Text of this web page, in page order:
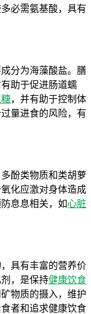
必需氨基酸，具有
分为海藻酸盐。膳
助于促进肠道蠕
糖，并有助于控制体
量进食的风险，有
酚类物质和类胡萝
化应激对身体造成
息息相关，如心脏
具有丰富的营养价
，是保持健康饮食
物质的摄入，维护
者和追求健康饮食